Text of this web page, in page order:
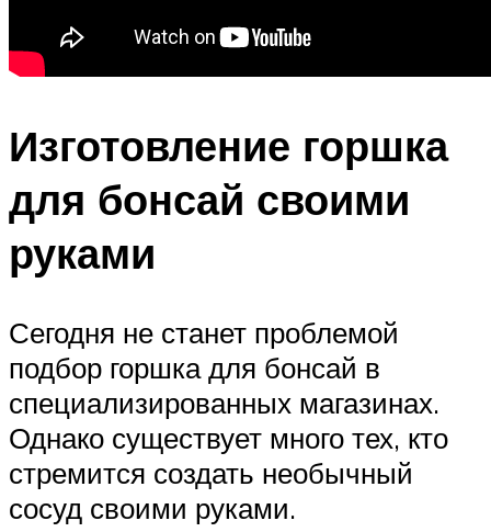
Изготовление горшка
для бонсай своими
руками
Сегодня не станет проблемой
подбор горшка для бонсай в
специализированных магазинах.
Однако существует много тех, кто
стремится создать необычный
сосуд своими руками.